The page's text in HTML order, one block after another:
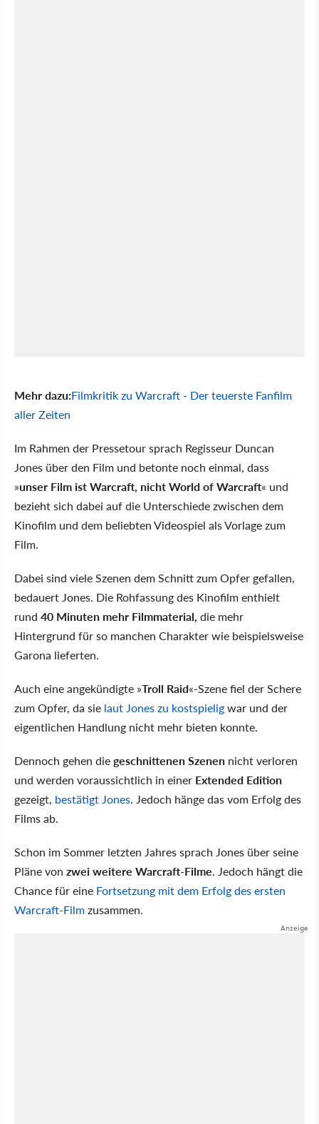
Mehr dazu:Filmkritik zu Warcraft - Der teuerste Fanfilm
aller Zeiten
Im Rahmen der Pressetour sprach Regisseur Duncan
Jones über den Film und betonte noch einmal, dass
»unser Film ist Warcraft, nicht World of Warcraft« und
bezieht sich dabei auf die Unterschiede zwischen dem
Kinofilm und dem beliebten Videospiel als Vorlage zum
Film.
Dabei sind viele Szenen dem Schnitt zum Opfer gefallen,
bedauert Jones. Die Rohfassung des Kinofilm enthielt
rund 40 Minuten mehr Filmmaterial, die mehr
Hintergrund für so manchen Charakter wie beispielsweise
Garona lieferten.
Auch eine angekündigte »Troll Raid«-Szene fiel der Schere
zum Opfer, da sie laut Jones zu kostspieligwar und der
eigentlichen Handlung nicht mehr bieten konnte.
Dennoch gehen diegeschnittenen Szenen nicht verloren
und werden voraussichtlich in einer Extended Edition
gezeigt, bestätigt Jones. Jedoch hänge das vom Erfolg des
Films ab.
Schon im Sommer letzten Jahres sprach Jones über seine
Pläne von zwei weitere Warcraft-Filme. Jedoch hängt die
Chance für eine Fortsetzung mit dem Erfolg des ersten
Warcraft-Filmzusammen.